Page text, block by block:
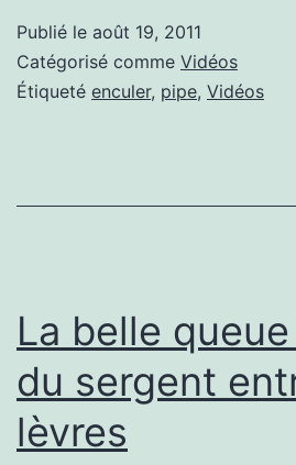
mission
la
les
Publié le août 19, 2011
Catégorisé comme Vidéos
Étiqueté enculer, pipe, Vidéos
La belle
du sergent
lèvres